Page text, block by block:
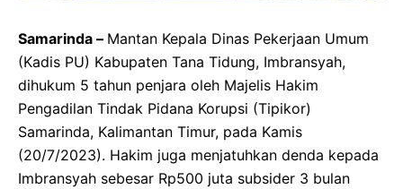
Samarinda – Mantan Kepala Dinas Pekerjaan Umum
(Kadis PU) Kabupaten Tana Tidung, Imbransyah,
dihukum 5 tahun penjara oleh Majelis Hakim
Pengadilan Tindak Pidana Korupsi (Tipikor)
Samarinda, Kalimantan Timur, pada Kamis
(20/7/2023). Hakim juga menjatuhkan denda kepada
Imbransyah sebesar Rp500 juta subsider 3 bulan